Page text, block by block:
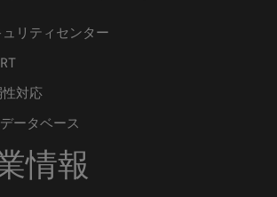
リティセンター
対応
ータベース
情報